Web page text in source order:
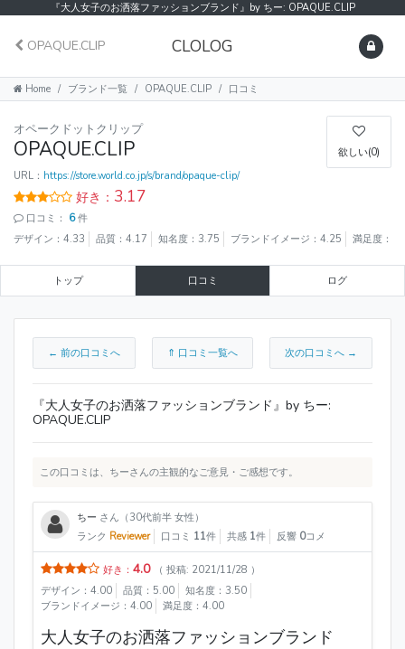
『大人女子のお洒落ファッションブランド』by ちー: OPAQUE.CLIP
OPAQUE.CLIP CLOLOG
Home ブランド一覧 OPAQUE.CLIP 口コミ
欲しい(0)
オペークドットクリップ
OPAQUE.CLIP
URL： https://store.world.co.jp/s/brand/opaque-clip/
好き： 3.17
口コミ： 6件
デザイン：4.33
品質：4.17 知名度：3.75 ブランドイメージ：4.25 満足度：
トップ 口コミ ログ
← 前の口コミへ ⇑ 口コミ一覧へ 次の口コミへ →
『大人女子のお洒落ファッションブランド』by ちー:
OPAQUE.CLIP
この口コミは、ちーさんの主観的なご意見・ご感想です。
ちー さん（30代前半 女性）
ランク Reviewer 口コミ 11件 共感 1件 反響 0コメ
好き： 4.0
（ 投稿: 2021/11/28 ）
デザイン：4.00
品質：5.00
知名度：3.50
ブランドイメージ：4.00
満足度：4.00
大人女子のお洒落ファッションブランド